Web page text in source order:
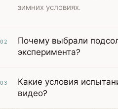
зимних условиях.
02
Почему выбрали
эксперимента?
03
Какие условия
видео?